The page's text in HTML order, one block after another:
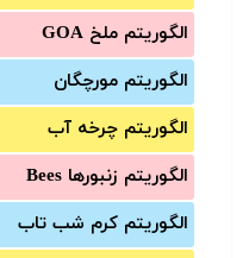
الگوریتم ملخ GOA
الگوریتم مورچگان
الگوریتم چرخه آب
الگوریتم زنبورها Bees
الگوریتم کرم شب تاب